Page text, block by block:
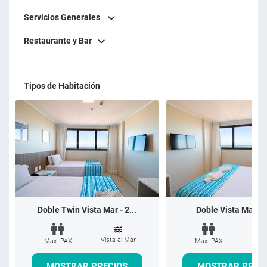
Servicios Generales
Restaurante y Bar
Tipos de Habitación
Doble Twin Vista Mar - 2...
Max. PAX Vista al Mar
Doble Vista Mar
Max. PAX